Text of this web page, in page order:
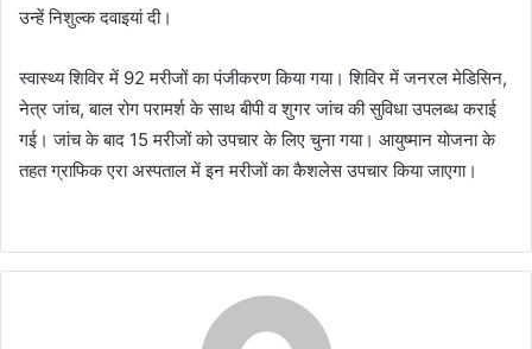
उन्हें निशुल्क दवाइयां दी।
स्वास्थ्य शिविर में 92 मरीजों का पंजीकरण किया गया। शिविर में जनरल मेडिसिन,
नेत्र जांच, बाल रोग परामर्श के साथ बीपी व शुगर जांच की सुविधा उपलब्ध कराई
गई। जांच के बाद 15 मरीजों को उपचार के लिए चुना गया। आयुष्मान योजना के
तहत ग्राफिक एरा अस्पताल में इन मरीजों का कैशलेस उपचार किया जाएगा।